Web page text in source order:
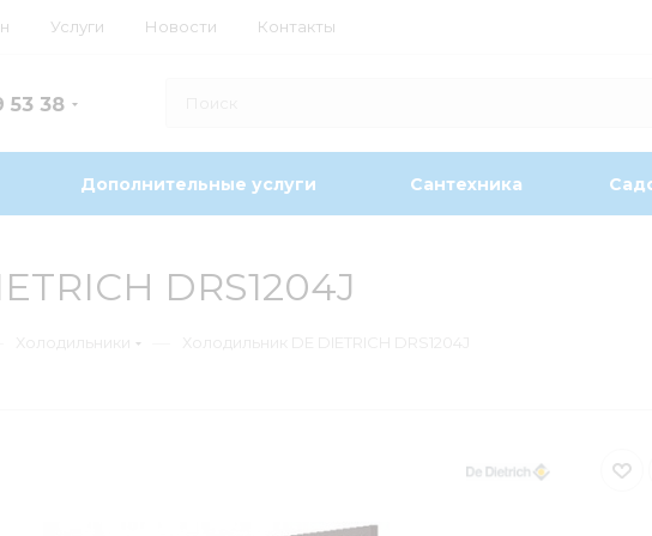
Услуги Новости Контакты
53 38
Дополнительные услуги Сантехника
DRS1204J